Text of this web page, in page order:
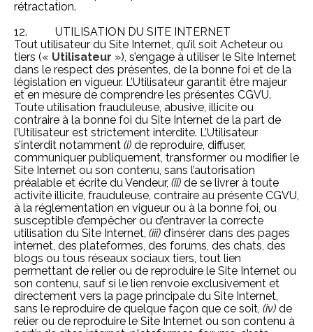
rétractation.
12. UTILISATION DU SITE INTERNET
Tout utilisateur du Site Internet, qu’il soit Acheteur ou
tiers (« Utilisateur »), s’engage à utiliser le Site Internet
dans le respect des présentes, de la bonne foi et de la
législation en vigueur. L’Utilisateur garantit être majeur
et en mesure de comprendre les présentes CGVU.
Toute utilisation frauduleuse, abusive, illicite ou
contraire à la bonne foi du Site Internet de la part de
l’Utilisateur est strictement interdite. L’Utilisateur
s’interdit notamment (i) de reproduire, diffuser,
communiquer publiquement, transformer ou modifier le
Site Internet ou son contenu, sans l’autorisation
préalable et écrite du Vendeur, (ii) de se livrer à toute
activité illicite, frauduleuse, contraire au présente CGVU,
à la réglementation en vigueur ou à la bonne foi, ou
susceptible d’empêcher ou d’entraver la correcte
utilisation du Site Internet, (iii) d’insérer dans des pages
internet, des plateformes, des forums, des chats, des
blogs ou tous réseaux sociaux tiers, tout lien
permettant de relier ou de reproduire le Site Internet ou
son contenu, sauf si le lien renvoie exclusivement et
directement vers la page principale du Site Internet,
sans le reproduire de quelque façon que ce soit, (iv) de
relier ou de reproduire le Site Internet ou son contenu à